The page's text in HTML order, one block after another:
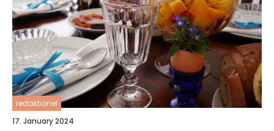
redaktionel
17. January 2024